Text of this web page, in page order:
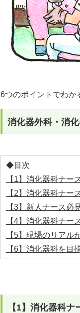
6つのポイントでわか
消化器外科・消
◆目次
【1】消化器科ナー
【2】消化器科ナー
【3】新人ナース必
【4】消化器科ナー
【5】現場のリアル
【6】消化器科を目
【1】消化器科